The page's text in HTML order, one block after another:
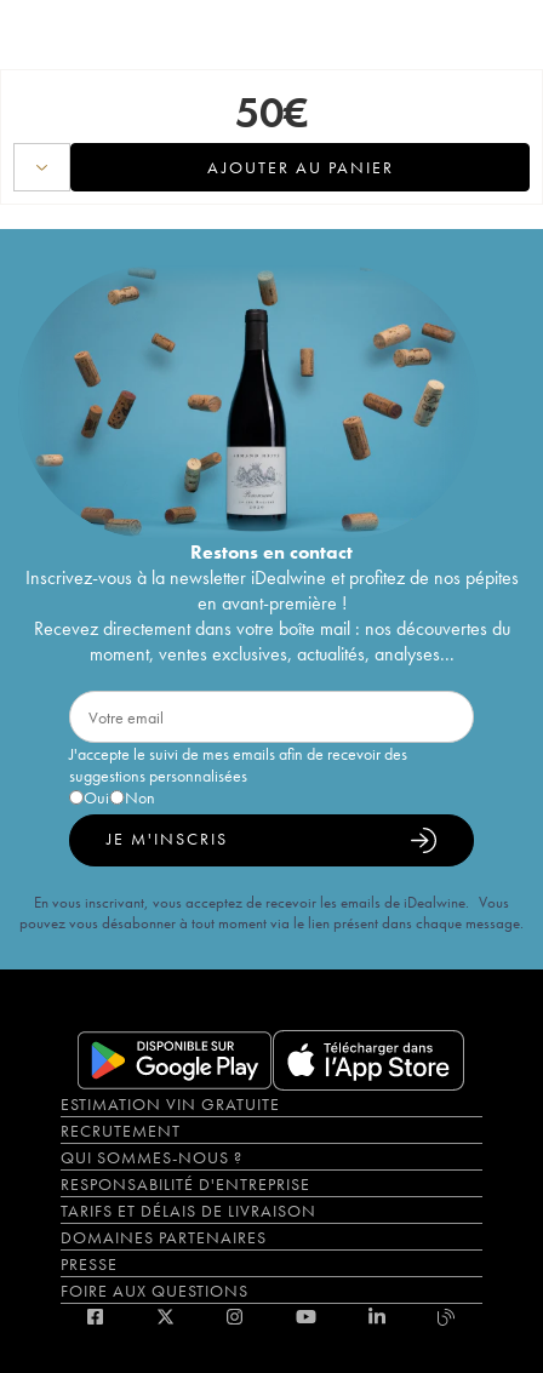
50€
AJOUTER AU PANIER
Restons encontact
Inscrivez-vous à la newsletter iDealwine et profitez de nos pépites
en avant-première !
Recevez directement dans votre boîte mail : nos découvertes du
moment, ventes exclusives, actualités, analyses...
J'accepte le suivi de mes emails afin de recevoir des
suggestions personnalisées
Oui
Non
JE M'INSCRIS
En vous inscrivant, vous acceptez de recevoir les emails de iDealwine. Vous
pouvez vous désabonner à tout moment via le lien présent dans chaque message.
ESTIMATION VIN GRATUITE
RECRUTEMENT
QUI SOMMES-NOUS ?
RESPONSABILITÉ D'ENTREPRISE
TARIFS ET DÉLAIS DE LIVRAISON
DOMAINES PARTENAIRES
PRESSE
FOIRE AUX QUESTIONS